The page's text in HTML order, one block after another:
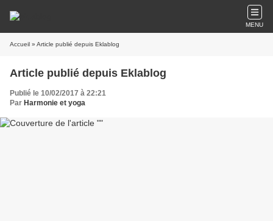
MENU
Accueil » Article publié depuis Eklablog
Article publié depuis Eklablog
Publié le 10/02/2017 à 22:21
Par Harmonie et yoga